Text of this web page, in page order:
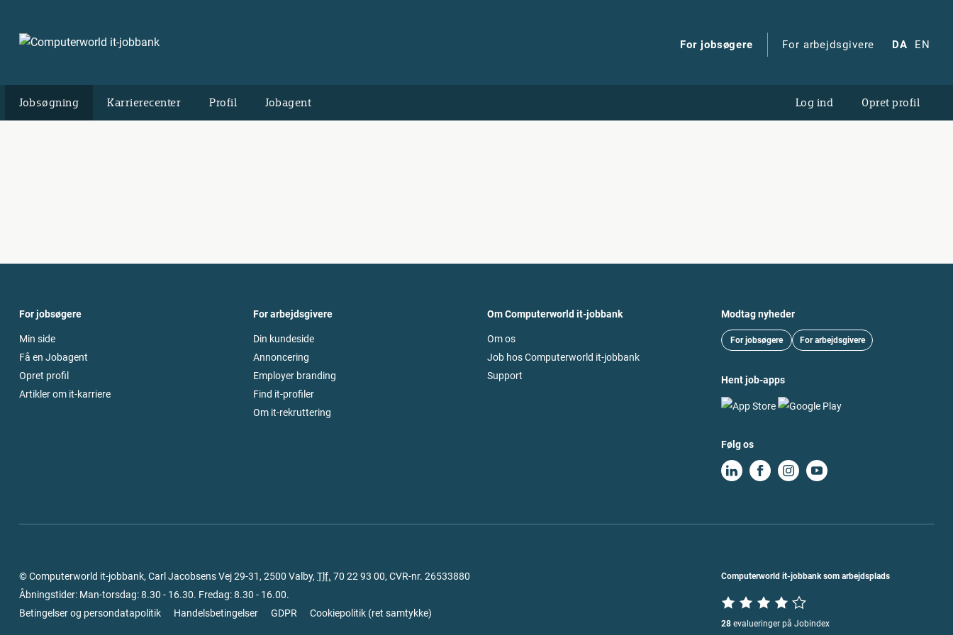
For jobsøgere For arbejdsgivere DA EN
Jobsøgning Karrierecenter Profil Jobagent Log ind Opret profil
For jobsøgere
Min side
Få en Jobagent
Opret profil
Artikler om it-karriere
For arbejdsgivere
Din kundeside
Annoncering
Employer branding
Find it-profiler
Om it-rekruttering
Om Computerworld it-jobbank
Om os
Job hos Computerworld it-jobbank
Support
Modtag nyheder
For jobsøgere For arbejdsgivere
Hent job-apps
Følg os
© Computerworld it-jobbank, Carl Jacobsens Vej 29-31, 2500 Valby, Tlf. 70 22 93 00, CVR-nr. 26533880
Åbningstider: Man-torsdag: 8.30 - 16.30. Fredag: 8.30 - 16.00.
Betingelser og persondatapolitik
Handelsbetingelser GDPR Cookiepolitik (ret samtykke)
Computerworld it-jobbank som arbejdsplads
28 evalueringer på Jobindex